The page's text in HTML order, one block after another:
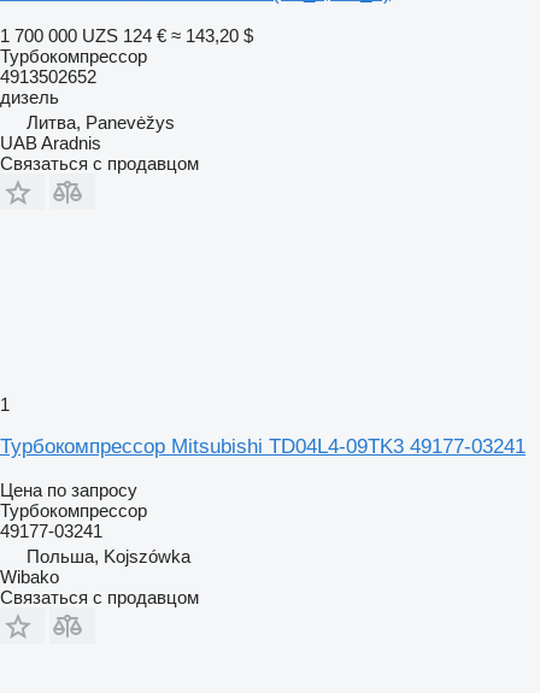
1 700 000 UZS 124 € ≈ 143,20 $
Турбокомпрессор
4913502652
дизель
Литва, Panevėžys
UAB Aradnis
Связаться с продавцом
1
Турбокомпрессор Mitsubishi TD04L4-09TK3 49177-03241
Цена по запросу
Турбокомпрессор
49177-03241
Польша, Kojszówka
Wibako
Связаться с продавцом